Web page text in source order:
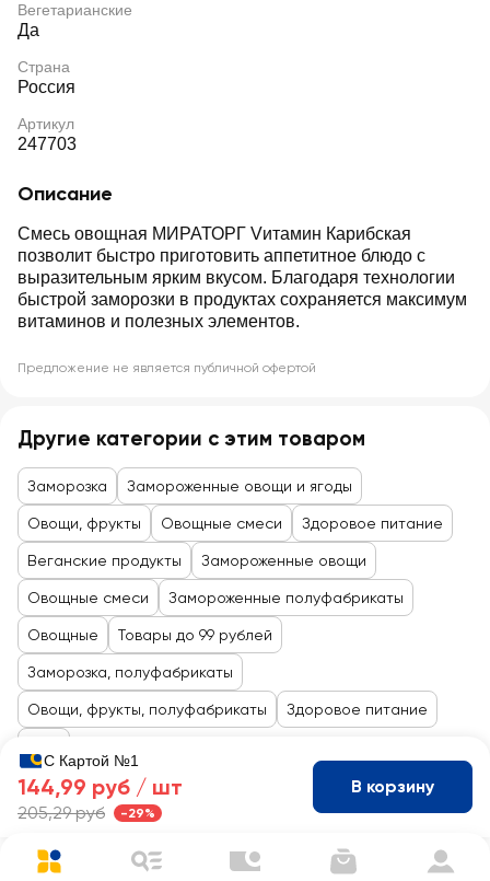
Вегетарианские
Да
Страна
Россия
Артикул
247703
Описание
Смесь овощная МИРАТОРГ Vитамин Карибская
позволит быстро приготовить аппетитное блюдо с
выразительным ярким вкусом. Благодаря технологии
быстрой заморозки в продуктах сохраняется максимум
витаминов и полезных элементов.
Предложение не является публичной офертой
Другие категории с этим товаром
Заморозка Замороженные овощи и ягоды
Овощи, фрукты Овощные смеси Здоровое питание
Веганские продукты Замороженные овощи
Овощные смеси Замороженные полуфабрикаты
Овощные Товары до 99 рублей
Заморозка, полуфабрикаты
Овощи, фрукты, полуфабрикаты Здоровое питание
С Картой №1
144,99 руб / шт
205,29 руб -29%
В корзину